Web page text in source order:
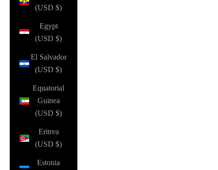
(USD $)
Egypt
(USD $)
El Salvador
(USD $)
Equatorial
Guinea
(USD $)
Eritrea
(USD $)
Estonia